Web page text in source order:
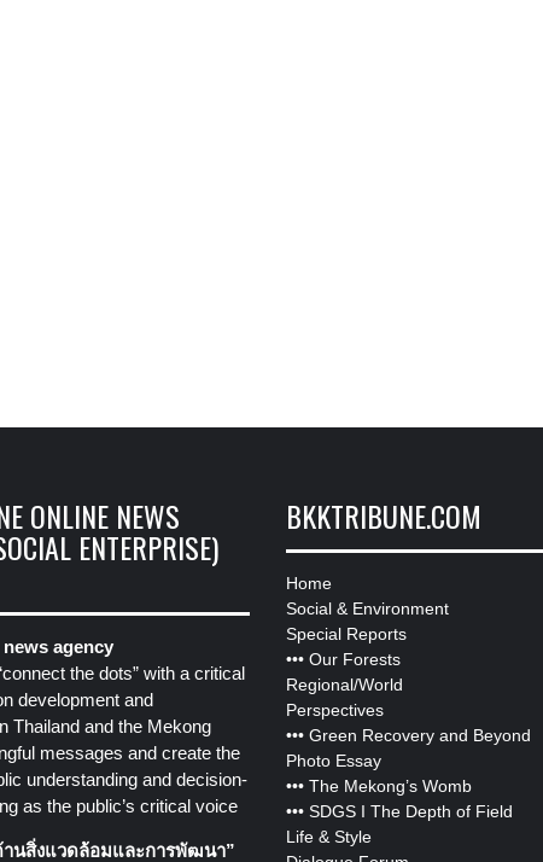
ONLINE NEWS
ENTERPRISE)
agency
the dots” with a critical
development and
Thailand and the Mekong
messages and create the
understanding and decision-
as the public’s critical voice
านสิ่งแวดล้อมและการพัฒนา”
BKKTRIBUNE.COM
Home
Social & Environment
Special Reports
••• Our Forests
Regional/World
Perspectives
••• Green Recovery and Beyond
Photo Essay
••• The Mekong’s Womb
••• SDGS I The Depth of Field
Life & Style